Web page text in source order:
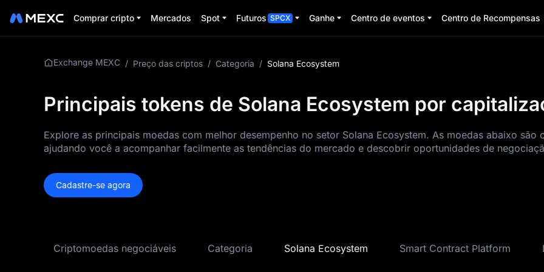
Comprar cripto Mercados Spot Futuros SPCX Ganhe Centro de eventos Centro de Recompensas
Exchange MEXC / Preço das criptos / Categoria / Solana Ecosystem
Principais tokens de Solana Ecosystem por
Explore as principais moedas com melhor desempenho no setor Solana Ecosystem. As moedas abaixo
ajudando você a acompanhar facilmente as tendências do mercado e descobrir oportunidades de
Cadastre-se agora
Criptomoedas negociáveis Categoria Solana Ecosystem Smart Contract Platform